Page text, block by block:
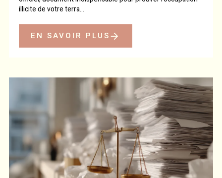
illicite de votre terra...
EN SAVOIR PLUS